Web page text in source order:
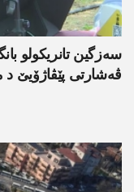
سەزگین تانریکولو
ڤەشارتی پێڤاژۆیێ